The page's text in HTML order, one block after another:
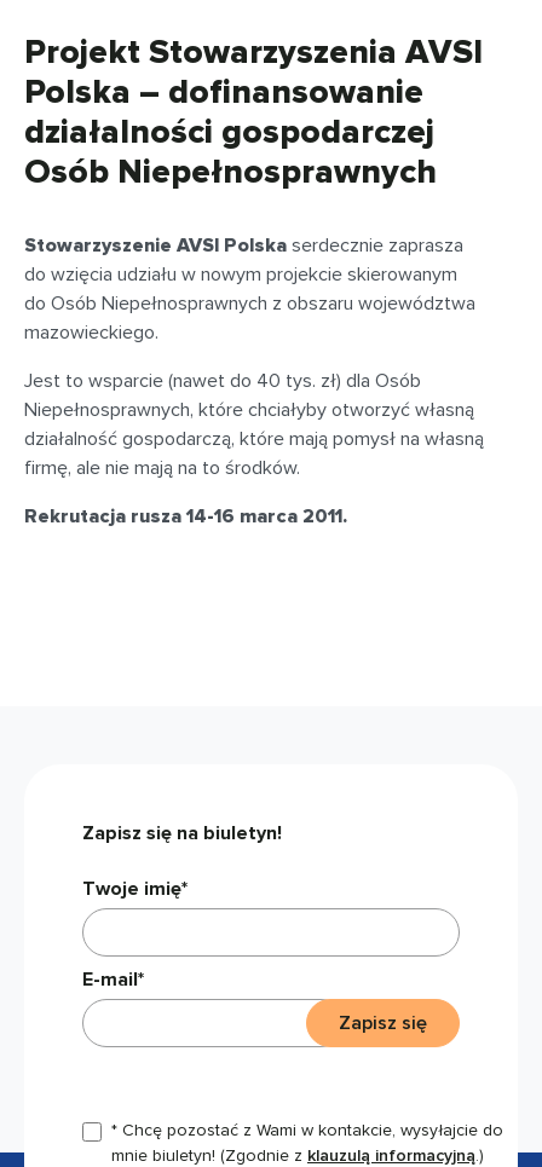
Projekt Stowarzyszenia AVSI
Polska – dofinansowanie
działalności gospodarczej
Osób Niepełnosprawnych
Stowarzyszenie AVSI Polska serdecznie zaprasza
do wzięcia udziału w nowym projekcie skierowanym
do Osób Niepełnosprawnych z obszaru województwa
mazowieckiego.
Jest to wsparcie (nawet do 40 tys. zł) dla Osób
Niepełnosprawnych, które chciałyby otworzyć własną
działalność gospodarczą, które mają pomysł na własną
firmę, ale nie mają na to środków.
Rekrutacja rusza 14-16 marca 2011.
Zapisz się na biuletyn!
Twoje imię*
E-mail*
* Chcę pozostać z Wami w kontakcie, wysyłajcie do
mnie biuletyn! (Zgodnie z klauzulą informacyjną.)
Zapisz się